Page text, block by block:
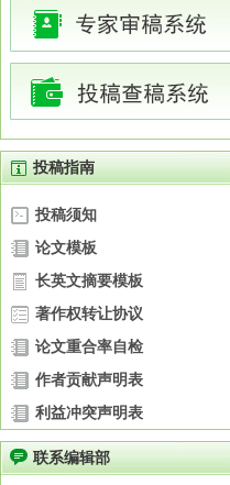
投稿指南
投稿须知
论文模板
长英文摘要模板
著作权转让协议
论文重合率自检
作者贡献声明表
利益冲突声明表
联系编辑部